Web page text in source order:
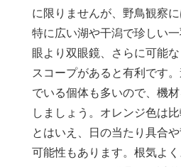
に限りませんが、野鳥観察
特に広い湖や干潟で珍しい
眼より双眼鏡、さらに可能
スコープがあると有利です
でいる個体も多いので、機
しましょう。オレンジ色は
とはいえ、日の当たり具合
可能性もあります。根気よ